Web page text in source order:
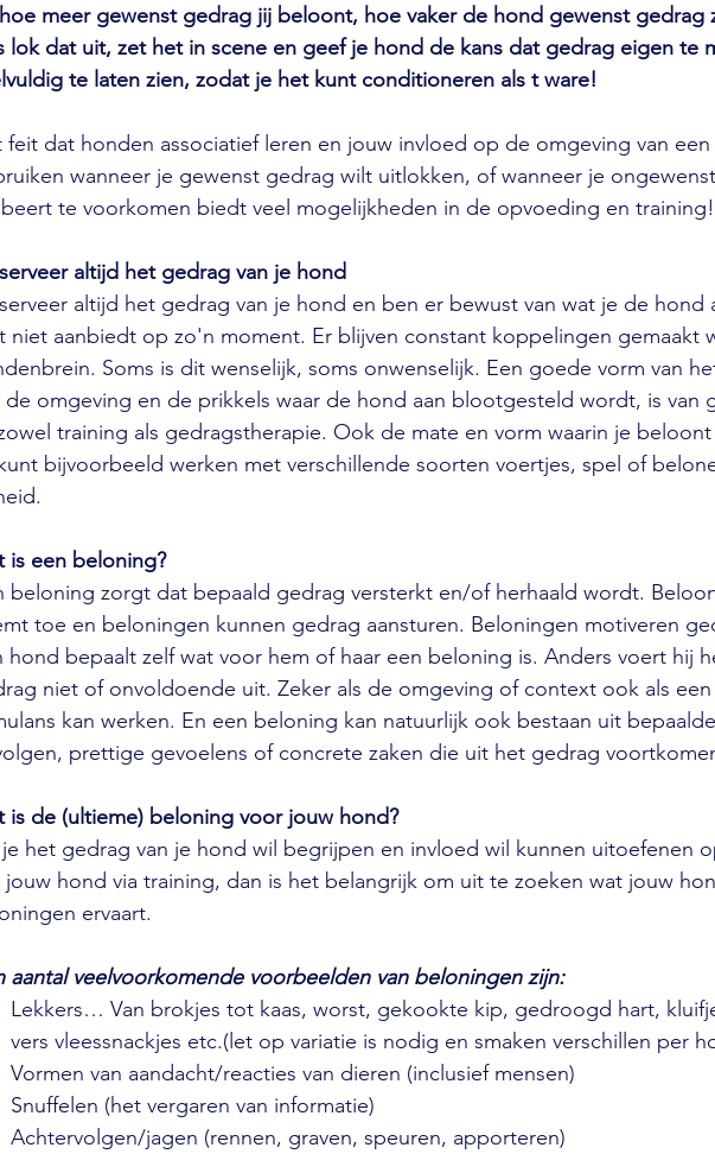
meer gewenst gedrag jij beloont, hoe vaker de hond gewenst gedrag
lok dat uit, zet het in scene en geef je hond de kans dat gedrag eigen te
te laten zien, zodat je het kunt conditioneren als t ware!
feit dat honden associatief leren en jouw invloed op de omgeving van
wanneer je gewenst gedrag wilt uitlokken, of wanneer je
te voorkomen biedt veel mogelijkheden in de opvoeding en training!
altijd het gedrag van je hond
altijd het gedrag van je hond en ben er bewust van wat je de hond
niet aanbiedt op zo'n moment. Er blijven constant koppelingen gemaakt
Soms is dit wenselijk, soms onwenselijk. Een goede vorm van
de omgeving en de prikkels waar de hond aan blootgesteld wordt, is van
training als gedragstherapie. Ook de mate en vorm waarin je
bijvoorbeeld werken met verschillende soorten voertjes, spel of
is een beloning?
beloning zorgt dat bepaald gedrag versterkt en/of herhaald wordt.
toe en beloningen kunnen gedrag aansturen. Beloningen motiveren
hond bepaalt zelf wat voor hem of haar een beloning is. Anders voert hij
niet of onvoldoende uit. Zeker als de omgeving of context ook als
kan werken. En een beloning kan natuurlijk ook bestaan uit
prettige gevoelens of concrete zaken die uit het gedrag
is de (ultieme) beloning voor jouw hond?
het gedrag van je hond wil begrijpen en invloed wil kunnen uitoefenen
jouw hond via training, dan is het belangrijk om uit te zoeken wat jouw
ervaart.
aantal veelvoorkomende voorbeelden van beloningen zijn:
Lekkers… Van brokjes tot kaas, worst, gekookte kip, gedroogd hart,
vers vleessnackjes etc.(let op variatie is nodig en smaken verschillen per
Vormen van aandacht/reacties van dieren (inclusief mensen)
Snuffelen (het vergaren van informatie)
Achtervolgen/jagen (rennen, graven, speuren, apporteren)